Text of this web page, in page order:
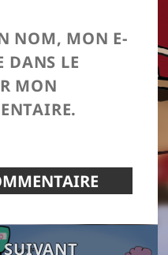
NOM, MON E-
DANS LE
MON
SUIVANTArticle